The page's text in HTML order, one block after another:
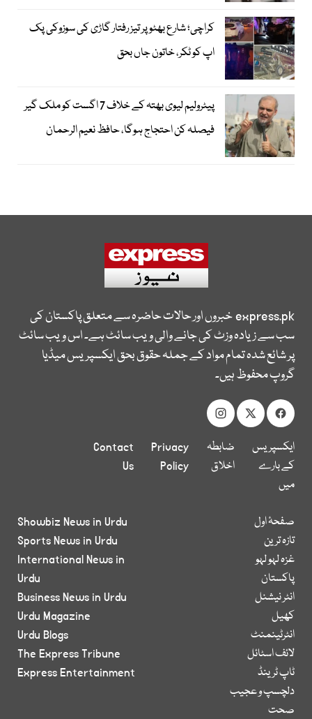
کراچی؛ شارع بھٹو پر تیز رفتار گاڑی کی سوزوکی پک
اپ کو ٹکر، خاتون جاں بحق
پیٹرولیم لیوی بھتہ کے خلاف 7 اگست کو ملک گیر
فیصلہ کن احتجاج ہوگا، حافظ نعیم الرحمان
express.pkخبروں اور حالات حاضرہ سے متعلق پاکستان کی
سب سے زیادہ وزٹ کی جانے والی ویب سائٹ ہے۔ اس ویب سائٹ
پر شائع شدہ تمام مواد کے جملہ حقوق بحق ایکسپریس میڈیا
گروپ محفوظ ہیں۔
ایکسپریس
کے بارے
میں
ضابطہ
اخلاق
Privacy
Policy
Contact
Us
صفحۂ اول
تازہ ترین
غزہ لہو لہو
پاکستان
انٹر نیشنل
کھیل
انٹرٹینمنٹ
لائف اسٹائل
ٹاپ ٹرینڈ
دلچسپ و عجیب
صحت
Showbiz News in Urdu
Sports News in Urdu
International News in
Urdu
Business News in Urdu
Urdu Magazine
Urdu Blogs
The Express Tribune
Express Entertainment